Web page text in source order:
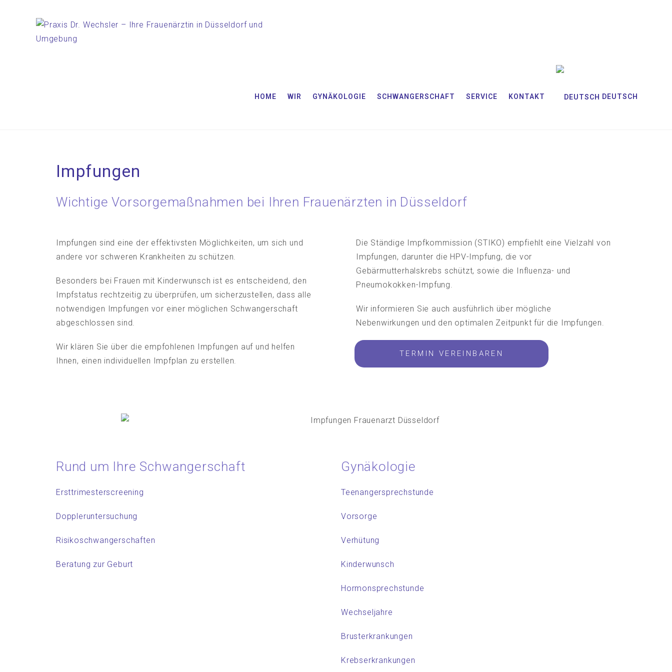
HOME WIR GYNÄKOLOGIE SCHWANGERSCHAFT SERVICE KONTAKT DEUTSCH
Impfungen
Wichtige Vorsorgemaßnahmen bei Ihren Frauenärzten in Düsseldorf
Impfungen sind eine der effektivsten Möglichkeiten, um sich und
andere vor schweren Krankheiten zu schützen.
Besonders bei Frauen mit Kinderwunsch ist es entscheidend, den
Impfstatus rechtzeitig zu überprüfen, um sicherzustellen, dass alle
notwendigen Impfungen vor einer möglichen Schwangerschaft
abgeschlossen sind.
Wir klären Sie über die empfohlenen Impfungen auf und helfen
Ihnen, einen individuellen Impfplan zu erstellen.
Die Ständige Impfkommission (STIKO) empfiehlt eine Vielzahl von
Impfungen, darunter die HPV-Impfung, die vor
Gebärmutterhalskrebs schützt, sowie die Influenza- und
Pneumokokken-Impfung.
Wir informieren Sie auch ausführlich über mögliche
Nebenwirkungen und den optimalen Zeitpunkt für die Impfungen.
TERMIN VEREINBAREN
Rund um Ihre Schwangerschaft
Ersttrimesterscreening
Doppleruntersuchung
Risikoschwangerschaften
Beratung zur Geburt
Gynäkologie
Teenangersprechstunde
Vorsorge
Verhütung
Kinderwunsch
Hormonsprechstunde
Wechseljahre
Brusterkrankungen
Krebserkrankungen
ÖFFNUNGSZEITEN